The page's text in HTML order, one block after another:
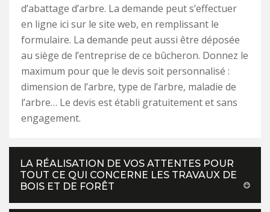
d’abattage d’arbre. La demande peut s’effectuer
en ligne ici sur le site web, en remplissant le
formulaire. La demande peut aussi être déposée
au siège de l’entreprise de ce bûcheron. Donnez le
maximum pour que le devis soit personnalisé :
dimension de l’arbre, type de l’arbre, maladie de
l’arbre… Le devis est établi gratuitement et sans
engagement.
LA RÉALISATION DE VOS ATTENTES POUR
TOUT CE QUI CONCERNE LES TRAVAUX DE
BOIS ET DE FORÊT